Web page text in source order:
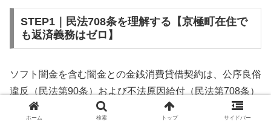
STEP1｜民法708条を理解する【京極町在住で
も返済義務はゼロ】
ソフト闇金を含む闇金との金銭消費貸借契約は、公序良俗
違反（民法第90条）および不法原因給付（民法第708条）
に該当するため、法的には無効です。京極町在住であって
ホーム 検索 トップ サイドバー